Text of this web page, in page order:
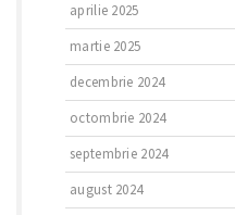
aprilie 2025
martie 2025
decembrie 2024
octombrie 2024
septembrie 2024
august 2024